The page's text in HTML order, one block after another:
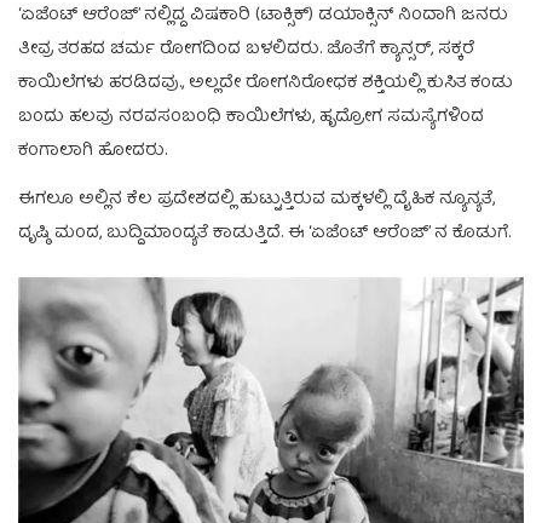
‘ಏಜೆಂಟ್ ಆರೆಂಜ್’ ನಲ್ಲಿದ್ದ ವಿಷಕಾರಿ (ಟಾಕ್ಸಿಕ್) ಡಯಾಕ್ಸಿನ್ ನಿಂದಾಗಿ ಜನರು
ತೀವ್ರ ತರಹದ ಚರ್ಮ ರೋಗದಿಂದ ಬಳಲಿದರು. ಜೊತೆಗೆ ಕ್ಯಾನ್ಸರ್, ಸಕ್ಕರೆ
ಕಾಯಿಲೆಗಳು ಹರಡಿದವು., ಅಲ್ಲದೇ ರೋಗನಿರೋಧಕ ಶಕ್ತಿಯಲ್ಲಿ ಕುಸಿತ ಕಂಡು
ಬಂದು ಹಲವು ನರವಸಂಬಂಧಿ ಕಾಯಿಲೆಗಳು, ಹೃದ್ರೋಗ ಸಮಸ್ಯೆಗಳಿಂದ
ಕಂಗಾಲಾಗಿ ಹೋದರು.
ಈಗಲೂ ಅಲ್ಲಿನ ಕೆಲ ಪ್ರದೇಶದಲ್ಲಿ ಹುಟ್ಟುತ್ತಿರುವ ಮಕ್ಕಳಲ್ಲಿ ದೈಹಿಕ ನ್ಯೂನ್ಯತೆ,
ದೃಷ್ಠಿ ಮಂದ, ಬುದ್ದಿಮಾಂದ್ಯತೆ ಕಾಡುತ್ತಿದೆ. ಈ ‘ಏಜೆಂಟ್ ಆರೆಂಜ್’ ನ ಕೊಡುಗೆ.